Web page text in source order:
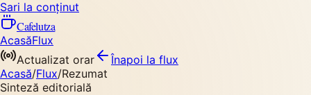
Sari la conținut
Cafelutza
AcasăFlux
Actualizat orar
Înapoi la flux
Acasă/Flux/Rezumat
Sinteză editorială